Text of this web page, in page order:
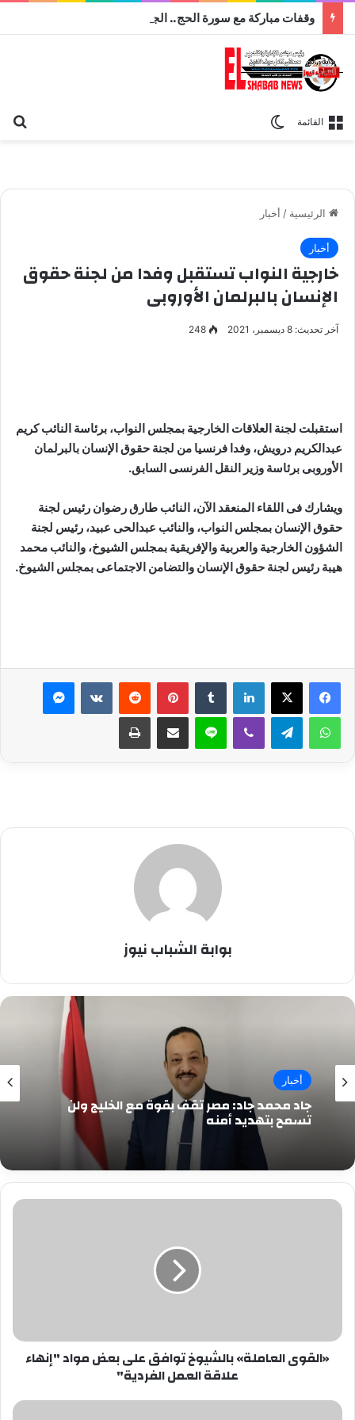
القائمة
الرئيسية / أخبار
أخبار
خارجية النواب تستقبل وفدا من لجنة حقوق
الإنسان بالبرلمان الأوروبى
آخر تحديث: 8 ديسمبر، 2021 248
استقبلت لجنة العلاقات الخارجية بمجلس النواب، برئاسة النائب كريم
عبدالكريم درويش، وفدا فرنسيا من لجنة حقوق الإنسان بالبرلمان
الأوروبى برئاسة وزير النقل الفرنسى السابق.
ويشارك فى اللقاء المنعقد الآن، النائب طارق رضوان رئيس لجنة
حقوق الإنسان بمجلس النواب، والنائب عبدالحى عبيد، رئيس لجنة
الشؤون الخارجية والعربية والإفريقية بمجلس الشيوخ، والنائب محمد
هيبة رئيس لجنة حقوق الإنسان والتضامن الاجتماعى بمجلس الشيوخ.
لينكدإن بينتيريست ماسنجر
واتساب تيلقرام ڤايبر لاين مشاركة عبر البريد طباعة
بوابة الشباب نيوز
أخبار
جاد محمد جاد: مصر تقف بقوة مع الخليج ولن
تسمح بتهديد أمنه
«القوى
علاقة
العمل«القوى العاملة» بالشيوخ توافق على بعض مواد "إنهاء
علاقة العمل الفردية"
لجنة